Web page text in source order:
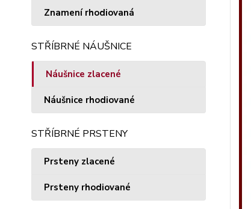
Znamení rhodiovaná
STŘÍBRNÉ NÁUŠNICE
Náušnice zlacené
Náušnice rhodiované
STŘÍBRNÉ PRSTENY
Prsteny zlacené
Prsteny rhodiované